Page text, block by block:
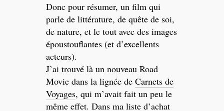
Donc pour résumer, un film qui
parle de littérature, de quête de soi,
de nature, et le tout avec des images
époustouflantes (et d’excellents
acteurs).
J’ai trouvé là un nouveau Road
Movie dans la lignée de Carnets de
Voyages, qui m’avait fait un peu le
même effet. Dans ma liste d’achat